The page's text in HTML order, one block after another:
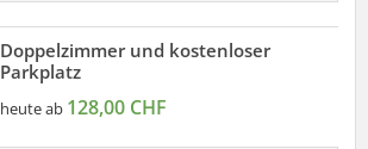
Doppelzimmer und kostenloser
Parkplatz
heute ab 128,00 CHF